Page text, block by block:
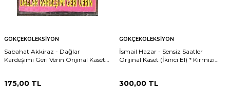
GÖKÇEKOLEKSIYON
Sabahat Akkiraz - Dağlar
Kardeşimi Geri Verin Orijinal Kaset
175,00 TL
GÖKÇEKOLEKSIYON
İsmail Hazar - Sensiz Saatler
Orijinal Kaset (İkinci El) * Kırmızı
300,00TL